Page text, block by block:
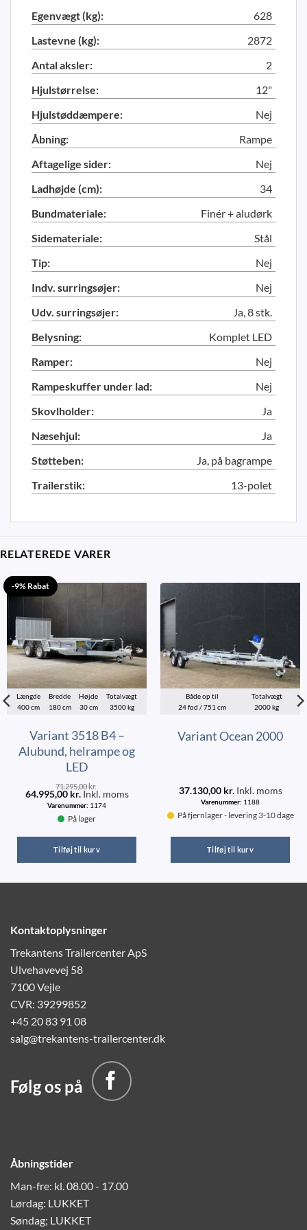
Egenvægt (kg):
628
Lastevne (kg):
2872
Antal aksler:
2
Hjulstørrelse:
12"
Hjulstøddæmpere:
Nej
Åbning:
Rampe
Aftagelige sider:
Nej
Ladhøjde (cm):
34
Bundmateriale:
Finér + aludørk
Sidemateriale:
Stål
Tip:
Nej
Indv. surringsøjer:
Nej
Udv. surringsøjer:
Ja, 8 stk.
Belysning:
Komplet LED
Ramper:
Nej
Rampeskuffer under lad:
Nej
Skovlholder:
Ja
Næsehjul:
Ja
Støtteben:
Ja, på bagrampe
Trailerstik:
13-polet
RELATEREDE VARER
-9% Rabat
Længde
400 cm
Bredde
180 cm
Højde
30 cm
Totalvægt
3500 kg
Variant 3518 B4 –
Alubund, helrampe og
LED
71.295,00kr.
64.995,00 kr.Inkl. moms
Varenummer: 1174
På lager
Tilføj til kurv
Både op til
24 fod / 751 cm
Totalvægt
2000 kg
Variant Ocean 2000
37.130,00 kr.Inkl. moms
Varenummer: 1188
På fjernlager - levering 3-10 dage
Tilføj til kurv
Kontaktoplysninger
Trekantens Trailercenter ApS
Ulvehavevej 58
7100 Vejle
CVR: 39299852
+45 20 83 91 08
salg@trekantens-trailercenter.dk
Følg os på
Åbningstider
Man-fre: kl. 08.00 - 17.00
Lørdag: LUKKET
Søndag; LUKKET